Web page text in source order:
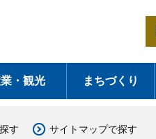
・観光 まちづくり
す サイトマップで探す